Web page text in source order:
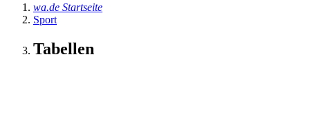
wa.de Startseite
Sport
Tabellen